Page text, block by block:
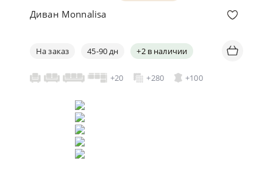
Диван Monnalisa
На заказ 45-90 дн +2 в наличии
+20 +280 +100